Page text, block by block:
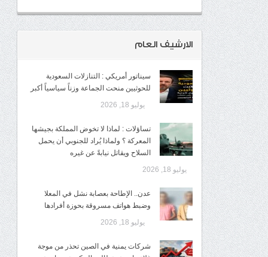
الارشيف العام
سيناتور أمريكي : التنازلات السعودية
للحوثيين منحت الجماعة وزناً سياسياً أكبر
يوليو 18, 2026
تساؤلات : لماذا لا تخوض المملكة بجيشها
المعركة ؟ ولماذا يُراد للجنوبي أن يحمل
السلاح ويقاتل نيابةً عن غيره
يوليو 18, 2026
عدن.. الإطاحة بعصابة نشل في المعلا
وضبط هواتف مسروقة بحوزة أفرادها
يوليو 18, 2026
شركات يمنية في الصين تحذر من موجة